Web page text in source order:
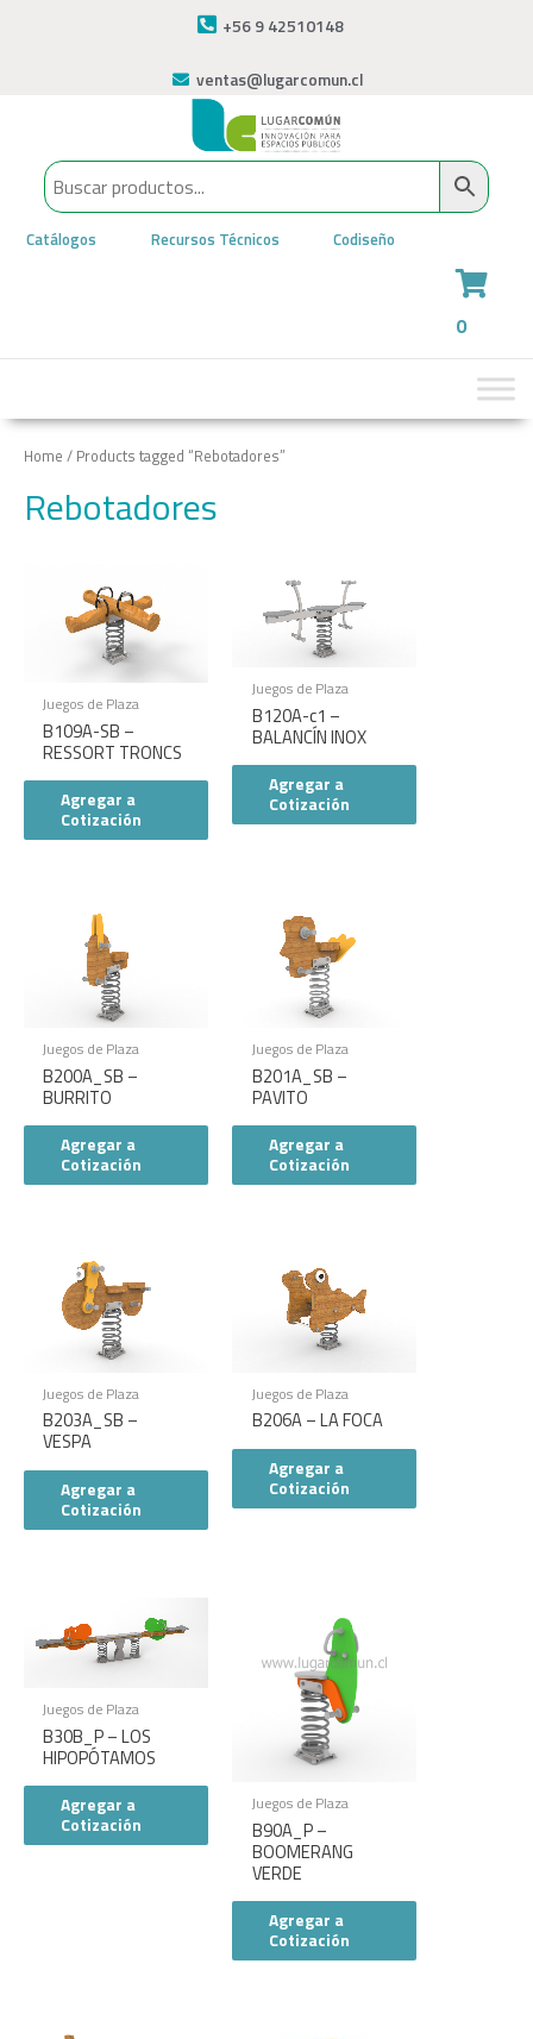
+56 9 42510148
ventas@lugarcomun.cl
Catálogos Recursos Técnicos Codiseño
0
Home / Products tagged “Rebotadores”
Rebotadores
Juegos de Plaza
B109A-SB –
RESSORT TRONCS
Agregar a
Cotización
Juegos de Plaza
B120A-c1 –
BALANCÍN INOX
Agregar a
Cotización
Juegos de Plaza
B200A_SB –
BURRITO
Agregar a
Cotización
Juegos de Plaza
B201A_SB –
PAVITO
Agregar a
Cotización
Juegos de Plaza
B203A_SB –
VESPA
Agregar a
Cotización
Juegos de Plaza
B206A – LA FOCA
Agregar a
Cotización
Juegos de Plaza
B30B_P – LOS
HIPOPÓTAMOS
Agregar a
Cotización
Juegos de Plaza
B90A_P –
BOOMERANG
VERDE
Agregar a
Cotización